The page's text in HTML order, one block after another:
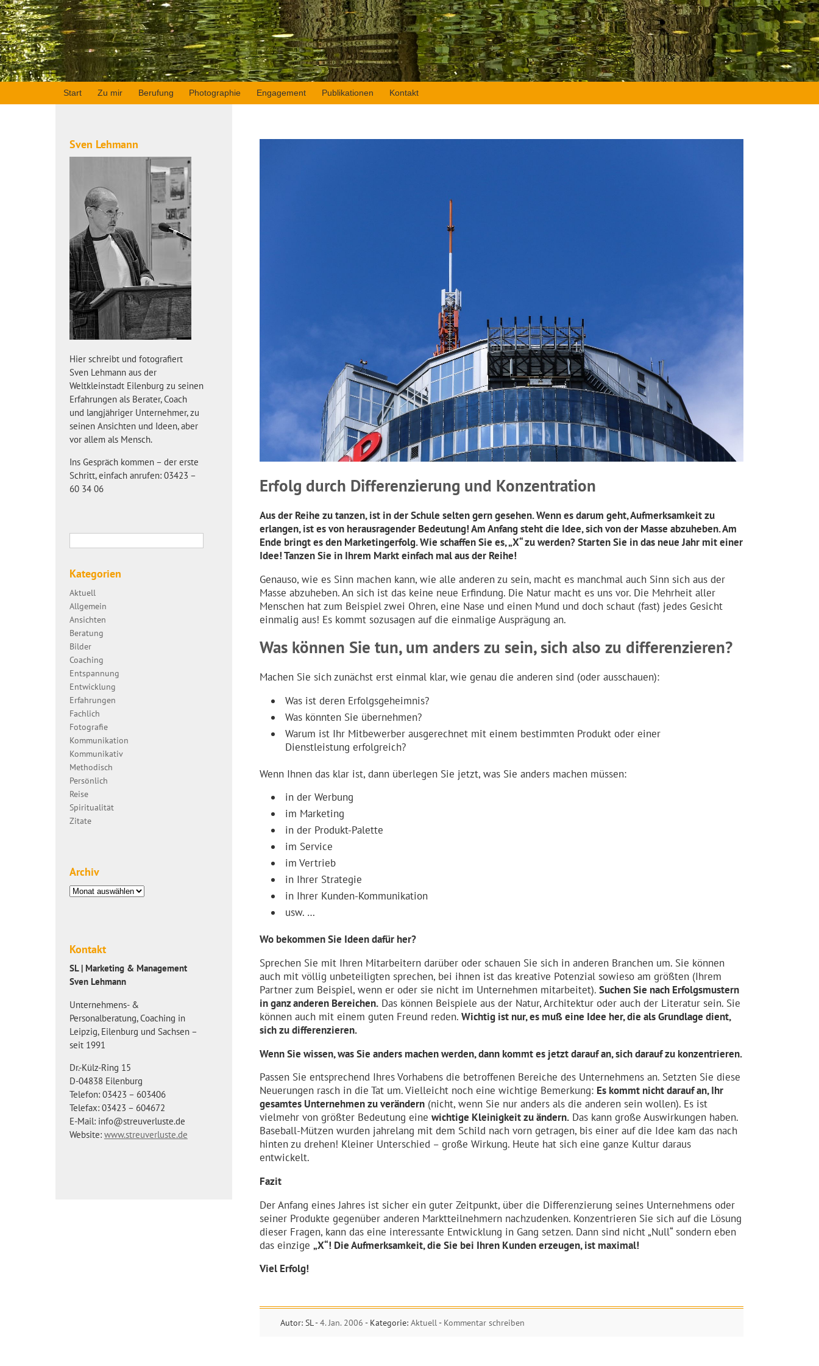
Start Zu mir Berufung Photographie Engagement Publikationen Kontakt
Erfolg durch Differenzierung und Konzentration
Aus der Reihe zu tanzen, ist in der Schule selten gern gesehen. Wenn es darum geht, Aufmerksamkeit zu
erlangen, ist es von herausragender Bedeutung! Am Anfang steht die Idee, sich von der Masse abzuheben. Am
Ende bringt es den Marketingerfolg. Wie schaffen Sie es,„X“zu werden? Starten Sie in das neue Jahr mit einer
Idee! Tanzen Sie in Ihrem Markt einfach mal aus der Reihe!
Genauso, wie es Sinn machen kann, wie alle anderen zu sein, macht es manchmal auch Sinn sich aus der
Masse abzuheben. An sich ist das keine neue Erfindung. Die Natur macht es uns vor. Die Mehrheit aller
Menschen hat zum Beispiel zwei Ohren, eine Nase und einen Mund und doch schaut (fast) jedes Gesicht
einmalig aus! Es kommt sozusagen auf die einmalige Ausprägung an.
Was können Sie tun, um anders zu sein, sich also zu differenzieren?
Machen Sie sich zunächst erst einmal klar, wie genau die anderen sind (oder ausschauen):
Was ist deren Erfolgsgeheimnis?
Was könnten Sie übernehmen?
Warum ist Ihr Mitbewerber ausgerechnet mit einem bestimmten Produkt oder einer
Dienstleistung erfolgreich?
Wenn Ihnen das klar ist, dann überlegen Sie jetzt, was Sie anders machen müssen:
in der Werbung
im Marketing
in der Produkt-Palette
im Service
im Vertrieb
in Ihrer Strategie
in Ihrer Kunden-Kommunikation
usw. …
Wo bekommen Sie Ideen dafür her?
Sprechen Sie mit Ihren Mitarbeitern darüber oder schauen Sie sich in anderen Branchen um. Sie können
auch mit völlig unbeteiligten sprechen, bei ihnen ist das kreative Potenzial sowieso am größten (Ihrem
Partner zum Beispiel, wenn er oder sie nicht im Unternehmen mitarbeitet).Suchen Sie nach Erfolgsmustern
in ganz anderen Bereichen. Das können Beispiele aus der Natur, Architektur oder auch der Literatur sein. Sie
können auch mit einem guten Freund reden.Wichtig ist nur, es muß eine Idee her, die als Grundlage dient,
sich zu differenzieren.
Wenn Sie wissen, was Sie anders machen werden, dann kommt es jetzt darauf an, sich darauf zu konzentrieren.
Passen Sie entsprechend Ihres Vorhabens die betroffenen Bereiche des Unternehmens an. Setzten Sie diese
Neuerungen rasch in die Tat um. Vielleicht noch eine wichtige Bemerkung: Es kommt nicht darauf an, Ihr
gesamtes Unternehmen zu verändern (nicht, wenn Sie nur anders als die anderen sein wollen). Es ist
vielmehr von größter Bedeutung einewichtige Kleinigkeit zu ändern. Das kann große Auswirkungen haben.
Baseball-Mützen wurden jahrelang mit dem Schild nach vorn getragen, bis einer auf die Idee kam das nach
hinten zu drehen! Kleiner Unterschied – große Wirkung. Heute hat sich eine ganze Kultur daraus
entwickelt.
Fazit
Der Anfang eines Jahres ist sicher ein guter Zeitpunkt, über die Differenzierung seines Unternehmens oder
seiner Produkte gegenüber anderen Marktteilnehmern nachzudenken. Konzentrieren Sie sich auf die Lösung
dieser Fragen, kann das eine interessante Entwicklung in Gang setzen. Dann sind nicht „Null“ sondern eben
das einzige„X“! Die Aufmerksamkeit, die Sie bei Ihren Kunden erzeugen, ist maximal!
Viel Erfolg!
Autor: SL -4. Jan. 2006 - Kategorie: Aktuell- Kommentar schreiben
Sven Lehmann
Hier schreibt und fotografiert
Sven Lehmann aus der
Weltkleinstadt Eilenburg zu seinen
Erfahrungen als Berater, Coach
und langjähriger Unternehmer, zu
seinen Ansichten und Ideen, aber
vor allem als Mensch.
Ins Gespräch kommen – der erste
Schritt, einfach anrufen: 03423 –
60 34 06
Kategorien
Aktuell
Allgemein
Ansichten
Beratung
Bilder
Coaching
Entspannung
Entwicklung
Erfahrungen
Fachlich
Fotografie
Kommunikation
Kommunikativ
Methodisch
Persönlich
Reise
Spiritualität
Zitate
Archiv
Archiv
Kontakt
SL | Marketing & Management
Sven Lehmann
Unternehmens- &
Personalberatung, Coaching in
Leipzig, Eilenburg und Sachsen –
seit 1991
Dr.-Külz-Ring 15
D-04838 Eilenburg
Telefon: 03423 – 603406
Telefax: 03423 – 604672
E-Mail: info@streuverluste.de
Website: www.streuverluste.de